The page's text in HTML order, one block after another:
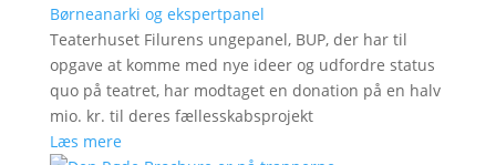
Børneanarki og ekspertpanel
Teaterhuset Filurens ungepanel, BUP, der har til
opgave at komme med nye ideer og udfordre status
quo på teatret, har modtaget en donation på en halv
mio. kr. til deres fællesskabsprojekt
Læs mere